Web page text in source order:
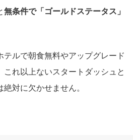
無条件で「ゴールドステータス」
ルで朝食無料やアップグレード
れ以上ないスタートダッシュと
対に欠かせません。